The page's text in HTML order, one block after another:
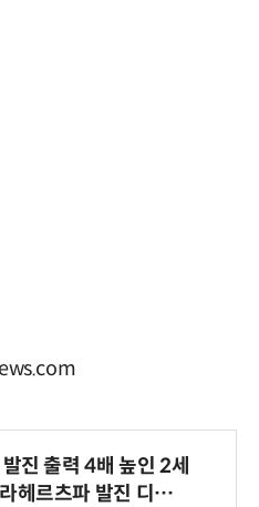
진 출력 4배 높인 2세
헤르츠파 발진 디바이